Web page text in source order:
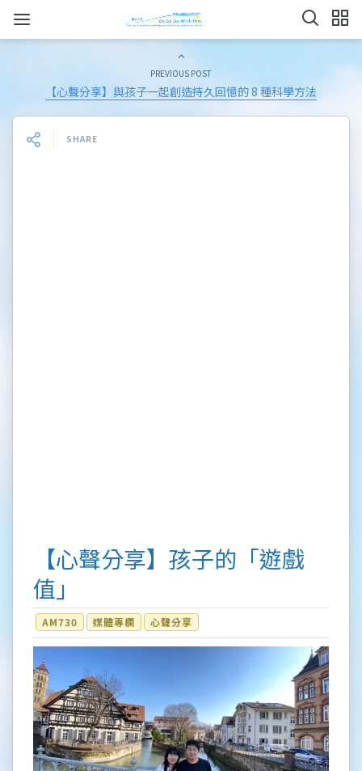
PREVIOUS POST
【心聲分享】與孩子一起創造持久回憶的 8 種科學方法
SHARE
【心聲分享】孩子的「遊戲
值」
AM730 媒體專欄 心聲分享